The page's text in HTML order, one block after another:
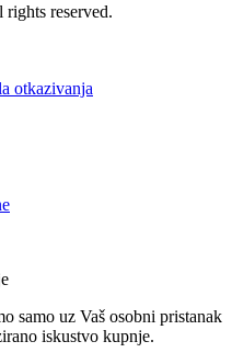
rights reserved.
otkazivanja
samo uz Vaš osobni pristanak
iskustvo kupnje.